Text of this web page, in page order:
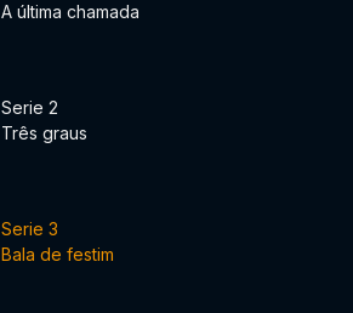
A última chamada
Serie 2
Três graus
Serie 3
Bala de festim